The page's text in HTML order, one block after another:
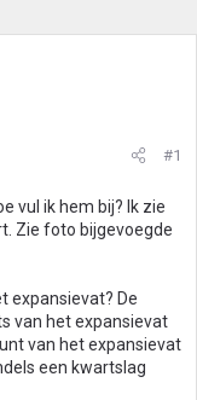
#1
vul ik hem bij? Ik zie
Zie foto bijgevoegde
expansievat? De
van het expansievat
van het expansievat
een kwartslag